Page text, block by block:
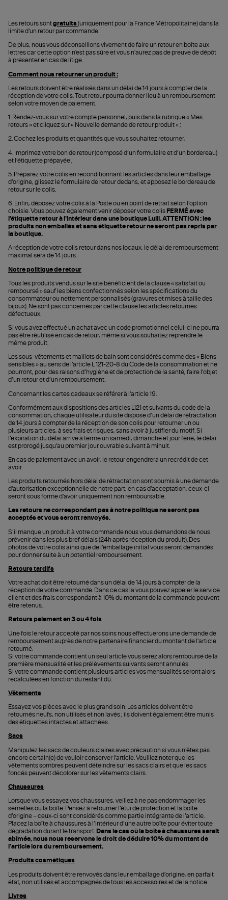
Les retours sontgratuits(uniquement pour la France Métropolitaine) dans la
limite d'un retour par commande.
De plus, nous vous déconseillons vivement de faire un retour en boite aux
lettres car cette option n'est pas sûre et vous n'aurez pas de preuve de dépôt
à présenter en cas de litige.
Comment nous retourner un produit :
Les retours doivent être réalisés dans un délai de 14 jours à compter de la
réception de votre colis. Tout retour pourra donner lieu à un remboursement
selon votre moyen de paiement.
1. Rendez-vous sur votre compte personnel, puis dans la rubrique « Mes
retours » et cliquez sur « Nouvelle demande de retour produit » ;
2. Cochez les produits et quantités que vous souhaitez retourner,
4. Imprimez votre bon de retour (composé d’un formulaire et d’un bordereau)
et l’étiquette prépayée ;
5. Préparez votre colis en reconditionnant les articles dans leur emballage
d’origine, glissez le formulaire de retour dedans, et apposez le bordereau de
retour sur le colis.
6. Enfin, déposez votre colis à la Poste ou en point de retrait selon l’option
choisie. Vous pouvez également venir déposer votre colis FERMÉ avec
l'étiquette retour à l'intérieur dans une boutique Lulli. ATTENTION : les
produits non emballés et sans étiquette retour ne seront pas repris par
la boutique.
A réception de votre colis retour dans nos locaux, le délai de remboursement
maximal sera de 14 jours.
Notre politique de retour
Tous les produits vendus sur le site bénéficient de la clause « satisfait ou
remboursé » sauf les biens confectionnés selon les spécifications du
consommateur ou nettement personnalisés (gravures et mises à taille des
bijoux). Ne sont pas concernés par cette clause les articles retournés
défectueux.
Si vous avez effectué un achat avec un code promotionnel celui-ci ne pourra
pas être réutilisé en cas de retour, même si vous souhaitez reprendre le
même produit.
Les sous-vêtements et maillots de bain sont considérés comme des « Biens
sensibles » au sens de l’article L 121-20-8 du Code de la consommation et ne
pourront, pour des raisons d’hygiène et de protection de la santé, faire l’objet
d’un retour et d’un remboursement.
Concernant les cartes cadeaux se référer à l'article 19.
Conformément aux dispositions des articles L121 et suivants du code de la
consommation, chaque utilisateur du site dispose d’un délai de rétractation
de 14 jours à compter de la réception de son colis pour retourner un ou
plusieurs articles, à ses frais et risques, sans avoir à justifier du motif. Si
l’expiration du délai arrive à terme un samedi, dimanche et jour férié, le délai
est prorogé jusqu’au premier jour ouvrable suivant à minuit.
En cas de paiement avec un avoir, le retour engendrera un recrédit de cet
avoir.
Les produits retournés hors délai de rétractation sont soumis à une demande
d'autorisation exceptionnelle de notre part, en cas d'acceptation, ceux-ci
seront sous forme d'avoir uniquement non remboursable.
Les retours ne correspondant pas à notre politique ne seront pas
acceptés et vous seront renvoyés.
S’il manque un produit à votre commande nous vous demandons de nous
prévenir dans les plus bref délais (24h après réception du produit). Des
photos de votre colis ainsi que de l’emballage initial vous seront demandés
pour donner suite à un potentiel remboursement.
Retours tardifs
Votre achat doit être retourné dans un délai de 14 jours à compter de la
réception de votre commande. Dans ce cas la vous pouvez appeler le service
client et des frais correspondant à 10% du montant de la commande peuvent
être retenus.
Retours paiement en 3 ou 4 fois
Une fois le retour accepté par nos soins nous effectuerons une demande de
remboursement auprès de notre partenaire financier du montant de l'article
retourné.
Si votre commande contient un seul article vous serez alors remboursé de la
première mensualité et les prélèvements suivants seront annulés.
Si votre commande contient plusieurs articles vos mensualités seront alors
recalculées en fonction du restant dû.
Vêtements
Essayez vos pièces avec le plus grand soin. Les articles doivent être
retournés neufs, non utilisés et non lavés ; ils doivent également être munis
des étiquettes intactes et attachées.
Sacs
Manipulez les sacs de couleurs claires avec précaution si vous n’êtes pas
encore certain(e) de vouloir conserver l’article. Veuillez noter que les
vêtements sombres peuvent déteindre sur les sacs clairs et que les sacs
foncés peuvent décolorer sur les vêtements clairs.
Chaussures
Lorsque vous essayez vos chaussures, veillez à ne pas endommager les
semelles ou la boîte. Pensez à retourner l’étui de protection et la boîte
d’origine – ceux-ci sont considérés comme partie intégrante de l’article.
Placez la boîte à chaussures à l’intérieur d’une autre boîte pour éviter toute
dégradation durant le transport. Dans le cas où la boîte à chaussures serait
abîmée, nous nous reservons le droit de déduire 10% du montant de
l'article lors du remboursement.
Produits cosmétiques
Les produits doivent être renvoyés dans leur emballage d’origine, en parfait
état, non utilisés et accompagnés de tous les accessoires et de la notice.
Livres